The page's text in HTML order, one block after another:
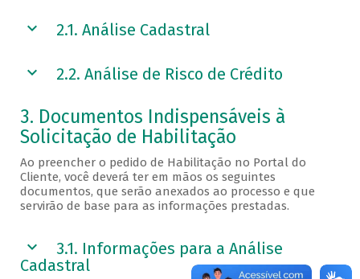
2.1. Análise Cadastral
2.2. Análise de Risco de Crédito
3. Documentos Indispensáveis à
Solicitação de Habilitação
Ao preencher o pedido de Habilitação no Portal do
Cliente, você deverá ter em mãos os seguintes
documentos, que serão anexados ao processo e que
servirão de base para as informações prestadas.
3.1. Informações para a Análise
Cadastral